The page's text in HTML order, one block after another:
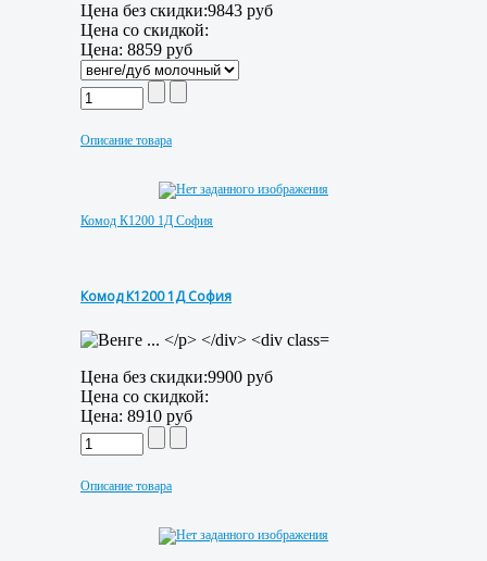
Цена без скидки:9843 руб
Цена со скидкой:
Цена: 8859 руб
Описание товара
Комод К1200 1Д София
Комод К1200 1Д София
Цена без скидки:9900 руб
Цена со скидкой:
Цена: 8910 руб
Описание товара